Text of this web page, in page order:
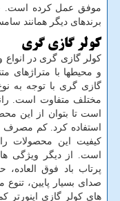
موفق عمل کرده است.
برندهای دیگر همانند
کولر گازی گری
کولر گازی گری در
و محیطها با متراژهای
گازی گری با توجه به
مختلف متفاوت است.
است تا بتوان از این
استفاده کرد. کم مصرف
کیفیت این محصولات
است. از دیگر ویژگی
پرتاب باد فوق
صدای بسیار پایین،
های کولر گازی اینورتر